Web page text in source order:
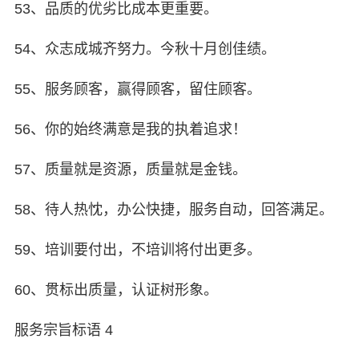
53、品质的优劣比成本更重要。
54、众志成城齐努力。今秋十月创佳绩。
55、服务顾客，赢得顾客，留住顾客。
56、你的始终满意是我的执着追求！
57、质量就是资源，质量就是金钱。
58、待人热忱，办公快捷，服务自动，回答满足。
59、培训要付出，不培训将付出更多。
60、贯标出质量，认证树形象。
服务宗旨标语 4